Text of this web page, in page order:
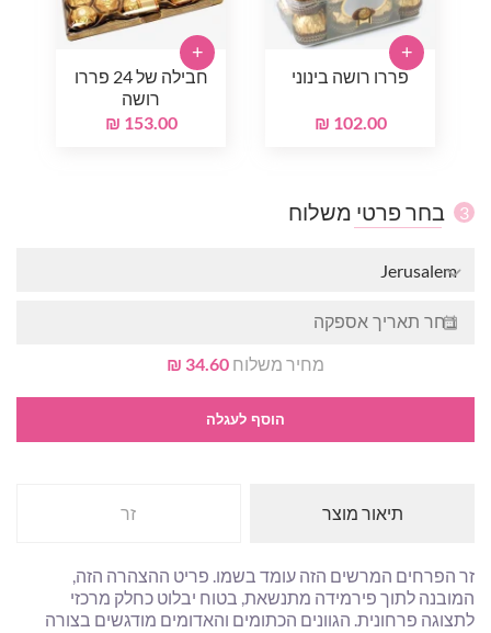
פררו רושה בינוני
102.00 ₪
+
חבילה של 24 פררו
רושה
153.00 ₪
+
3 בחר פרטי משלוח
Jerusalem
מחיר משלוח 34.60 ₪
הוסף לעגלה
תיאור מוצר זר
זר הפרחים המרשים הזה עומד בשמו. פריט ההצהרה הזה,
המובנה לתוך פירמידה מתנשאת, בטוח יבלוט כחלק מרכזי
לתצוגה פרחונית. הגוונים הכתומים והאדומים מודגשים בצורה